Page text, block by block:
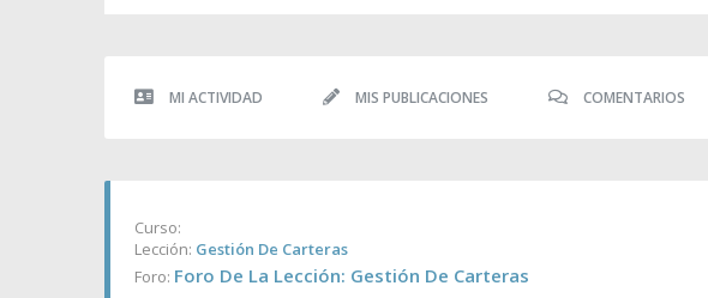
MI ACTIVIDAD MIS PUBLICACIONES COMENTARIOS
Curso:
Lección: Gestión De Carteras
Foro: Foro De La Lección: Gestión De Carteras